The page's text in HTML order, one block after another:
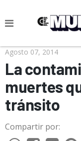
NOTICIAS
CULTURA POP
CIENCIA Y
VIDA
SOCIEDAD
Agosto 07, 2014
La
muertes
tránsito
Compartir por: